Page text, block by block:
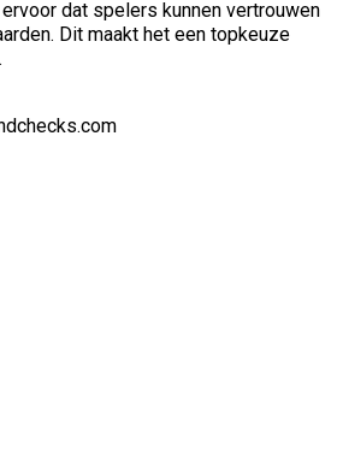
dat spelers kunnen vertrouwen
Dit maakt het een topkeuze